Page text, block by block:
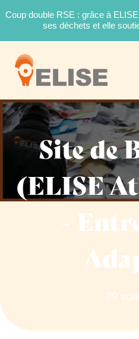
Coup double RSE : grâce à
ses déchets et elle
Site de
(ELISE
-
79